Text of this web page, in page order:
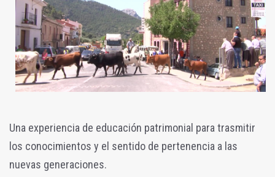
Una experiencia de educación patrimonial para trasmitir
los conocimientos y el sentido de pertenencia a las
nuevas generaciones.